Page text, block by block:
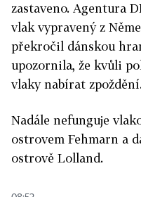
zastaveno. Agentura
vlak vypravený z
překročil dánskou
upozornila, že kvůli
vlaky nabírat
Nadále nefunguje
ostrovem Fehmarn a
ostrově Lolland.